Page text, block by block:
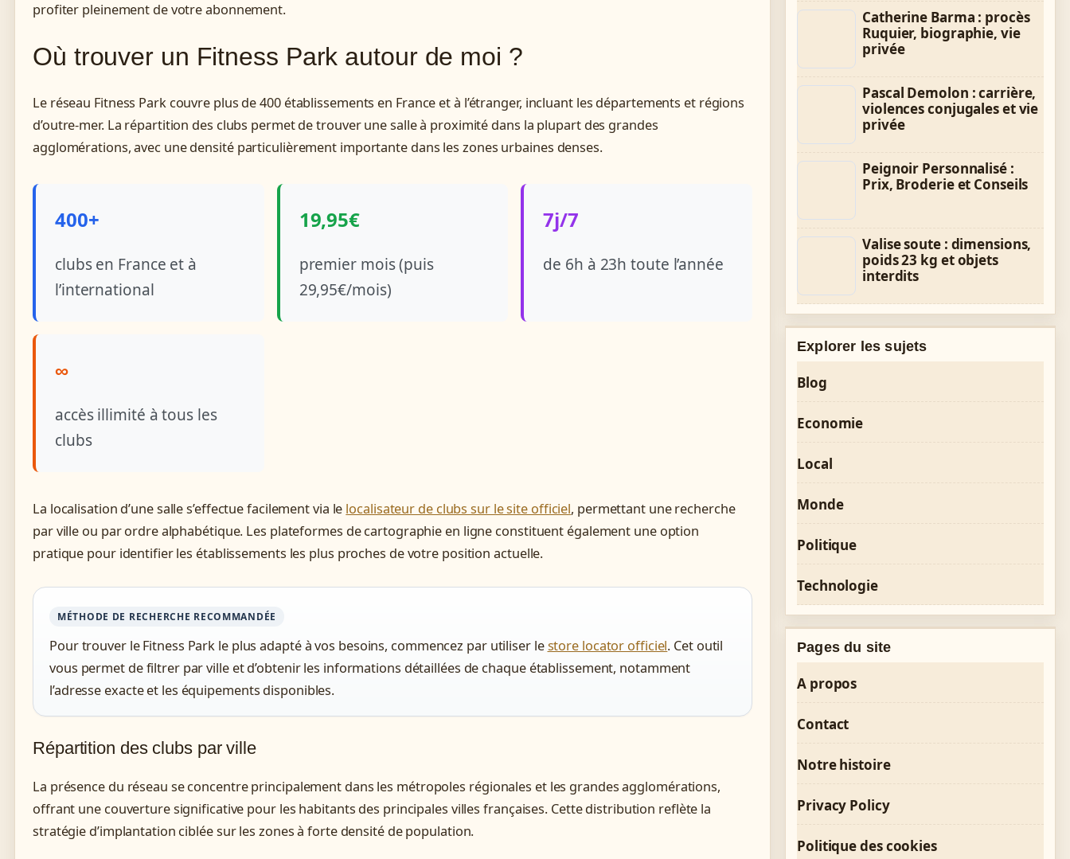
profiter pleinement de votre abonnement.
Où trouver un Fitness Park autour de moi ?
Le réseau Fitness Park couvre plus de 400 établissements en France et à l’étranger, incluant les départements et régions
d’outre-mer. La répartition des clubs permet de trouver une salle à proximité dans la plupart des grandes
agglomérations, avec une densité particulièrement importante dans les zones urbaines denses.
400+
clubs en France et à
l’international
19,95€
premier mois (puis
29,95€/mois)
7j/7
de 6h à 23h toute l’année
∞
accès illimité à tous les
clubs
La localisation d’une salle s’effectue facilement via le localisateur de clubs sur le site officiel, permettant une recherche
par ville ou par ordre alphabétique. Les plateformes de cartographie en ligne constituent également une option
pratique pour identifier les établissements les plus proches de votre position actuelle.
MÉTHODE DE RECHERCHE RECOMMANDÉE
Pour trouver le Fitness Park le plus adapté à vos besoins, commencez par utiliser lestore locator officiel. Cet outil
vous permet de filtrer par ville et d’obtenir les informations détaillées de chaque établissement, notamment
l’adresse exacte et les équipements disponibles.
Répartition des clubs par ville
La présence du réseau se concentre principalement dans les métropoles régionales et les grandes agglomérations,
offrant une couverture significative pour les habitants des principales villes françaises. Cette distribution reflète la
stratégie d’implantation ciblée sur les zones à forte densité de population.
Catherine Barma : procès
Ruquier, biographie, vie
privée
Pascal Demolon : carrière,
violences conjugales et vie
privée
Peignoir Personnalisé :
Prix, Broderie et Conseils
Valise soute : dimensions,
poids 23 kg et objets
interdits
Explorer les sujets
Blog
Economie
Local
Monde
Politique
Technologie
Pages du site
A propos
Contact
Notre histoire
Privacy Policy
Politique des cookies